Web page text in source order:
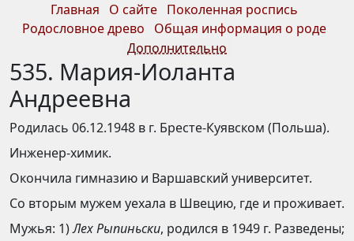
Главная О сайте
Поколенная роспись
Родословное древо
Общая информация о роде
Дополнительно
535. Мария-Иоланта
Андреевна
Родилась 06.12.1948 в г. Бресте-Куявском (Польша).
Инженер-химик.
Окончила гимназию и Варшавский университет.
Со вторым мужем уехала в Швецию, где и проживает.
Мужья: 1)Лех Рыпиньски, родился в 1949 г. Разведены;